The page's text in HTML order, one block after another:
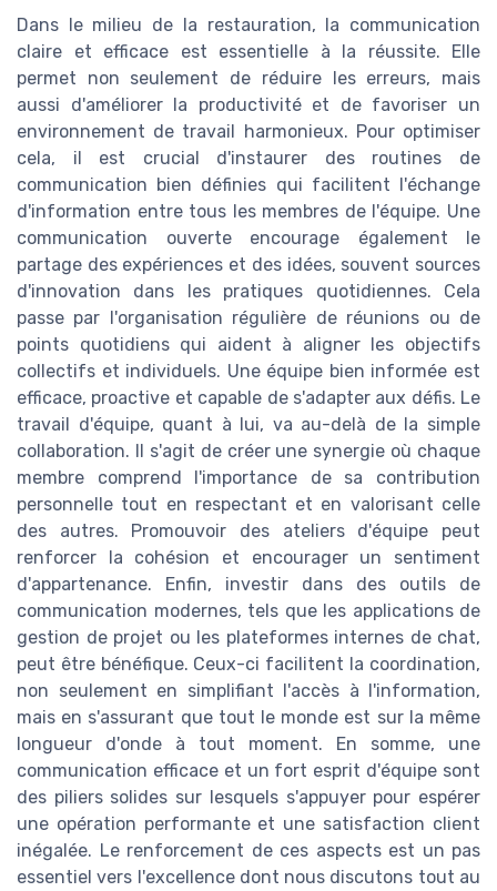
Dans le milieu de la restauration, la communication
claire et efficace est essentielle à la réussite. Elle
permet non seulement de réduire les erreurs, mais
aussi d'améliorer la productivité et de favoriser un
environnement de travail harmonieux. Pour optimiser
cela, il est crucial d'instaurer des routines de
communication bien définies qui facilitent l'échange
d'information entre tous les membres de l'équipe. Une
communication ouverte encourage également le
partage des expériences et des idées, souvent sources
d'innovation dans les pratiques quotidiennes. Cela
passe par l'organisation régulière de réunions ou de
points quotidiens qui aident à aligner les objectifs
collectifs et individuels. Une équipe bien informée est
efficace, proactive et capable de s'adapter aux défis. Le
travail d'équipe, quant à lui, va au-delà de la simple
collaboration. Il s'agit de créer une synergie où chaque
membre comprend l'importance de sa contribution
personnelle tout en respectant et en valorisant celle
des autres. Promouvoir des ateliers d'équipe peut
renforcer la cohésion et encourager un sentiment
d'appartenance. Enfin, investir dans des outils de
communication modernes, tels que les applications de
gestion de projet ou les plateformes internes de chat,
peut être bénéfique. Ceux-ci facilitent la coordination,
non seulement en simplifiant l'accès à l'information,
mais en s'assurant que tout le monde est sur la même
longueur d'onde à tout moment. En somme, une
communication efficace et un fort esprit d'équipe sont
des piliers solides sur lesquels s'appuyer pour espérer
une opération performante et une satisfaction client
inégalée. Le renforcement de ces aspects est un pas
essentiel vers l'excellence dont nous discutons tout au